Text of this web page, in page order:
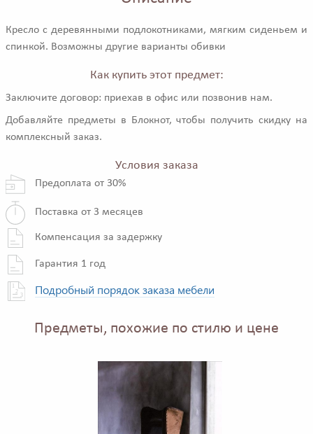
Кресло с деревянными подлокотниками, мягким сиденьем и
спинкой. Возможны другие варианты обивки
Как купить этот предмет:
Заключите договор: приехав в офис или позвонив нам.
Добавляйте предметы в Блокнот, чтобы получить скидку на
комплексный заказ.
Условия заказа
Предоплата от 30%
Поставка от 3 месяцев
Компенсация за задержку
Гарантия 1 год
Подробный порядок заказа мебели
Предметы, похожие по стилю и цене